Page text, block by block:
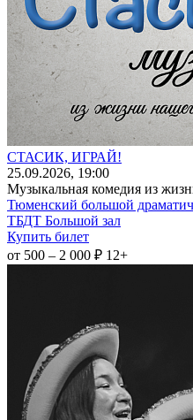
СТАСИК, ИГРАЙ!
25.09.2026, 19:00
Музыкальная комедия из
Тюменский большой
ТБДТ Большой зал
Купить билет
от 500 – 2 000 ₽ 12+